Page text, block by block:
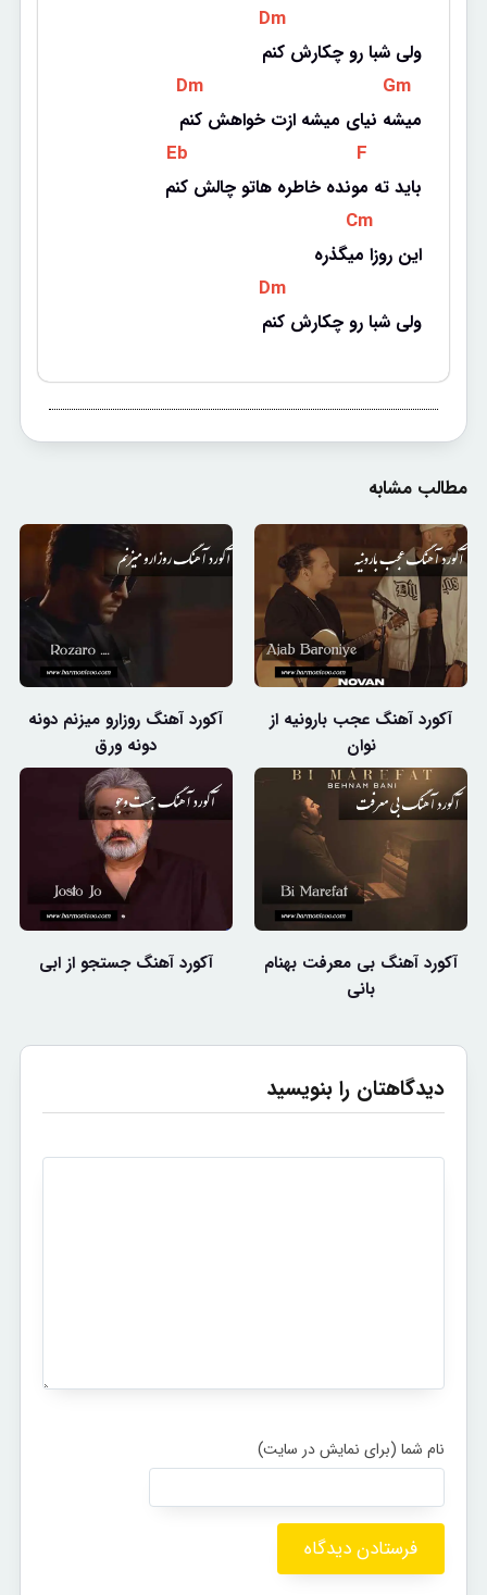
Dm
ولی شبا رو چکارش کنم
Dm Gm
میشه نیای میشه ازت خواهش کنم
Eb F
باید ته مونده خاطره هاتو چالش کنم
Cm
این روزا میگذره
Dm
ولی شبا رو چکارش کنم
مطالب مشابه
آکورد آهنگ عجب بارونیه از
نوان
آکورد آهنگ روزارو میزنم دونه
دونه ورق
آکورد آهنگ بی معرفت بهنام
بانی
آکورد آهنگ جستجو از ابی
دیدگاهتان را بنویسید